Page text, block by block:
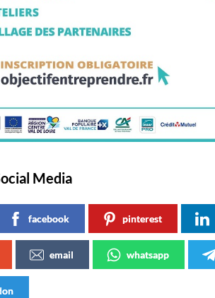
Media
facebook pinterest
email whatsapp